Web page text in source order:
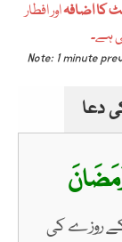
اور افطار
ہے۔
Note: 1 minute
دعا
روزے کی